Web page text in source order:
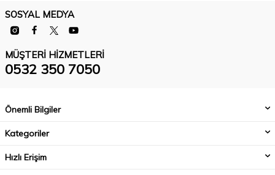
SOSYAL MEDYA
MÜŞTERI HIZMETLERI
0532 350 7050
Önemli Bilgiler
Kategoriler
Hızlı Erişim